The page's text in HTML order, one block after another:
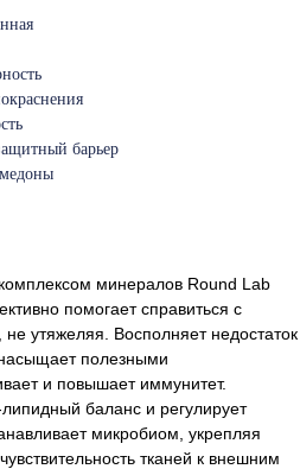
барьер
минералов Round Lab
помогает справиться с
утяжеляя. Восполняет недостаток
полезными
и повышает иммунитет.
баланс и регулирует
микробиом, укрепляя
тканей к внешним